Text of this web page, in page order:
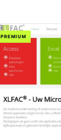
PREMIUM